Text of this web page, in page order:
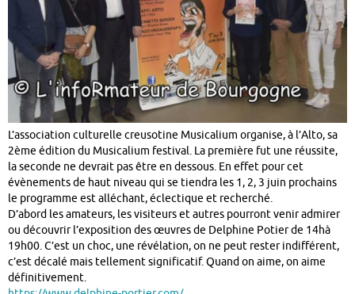
L’association culturelle creusotine Musicalium organise, à l’Alto, sa
2ème édition du Musicalium festival. La première fut une réussite,
la seconde ne devrait pas être en dessous. En effet pour cet
évènements de haut niveau qui se tiendra les 1, 2, 3 juin prochains
le programme est alléchant, éclectique et recherché.
D’abord les amateurs, les visiteurs et autres pourront venir admirer
ou découvrir l’exposition des œuvres de Delphine Potier de 14hà
19h00. C’est un choc, une révélation, on ne peut rester indifférent,
c’est décalé mais tellement significatif. Quand on aime, on aime
définitivement.